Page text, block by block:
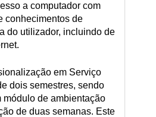
a computador com
conhecimentos de
do utilizador, incluindo de
em Serviço
dois semestres, sendo
módulo de ambientação
de duas semanas. Este